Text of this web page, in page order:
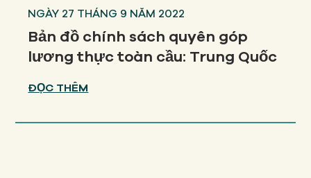
NGÀY 27 THÁNG 9 NĂM 2022
Bản đồ chính sách quyên góp
lương thực toàn cầu: Trung Quốc
ĐỌC THÊM